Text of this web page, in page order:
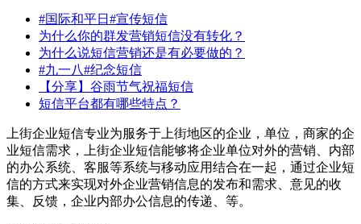
#国际和平日#宣传短信
为什么你的群发营销短信没有转化？
为什么说短信营销还是有必要做的？
#九一八#纪念短信
【分享】谷雨节气祝福短信
短信平台都有哪些特点？
上街企业短信专业为服务于上街地区的企业，单位，商家的企
业短信需求，上街企业短信能够将企业单位对外的营销、内部
的办公系统、客服等系统与移动应用结合在一起，通过企业短
信的方式来实现对外企业营销信息的发布和需求、意见的收
集、反馈，企业内部办公信息的传递、等。